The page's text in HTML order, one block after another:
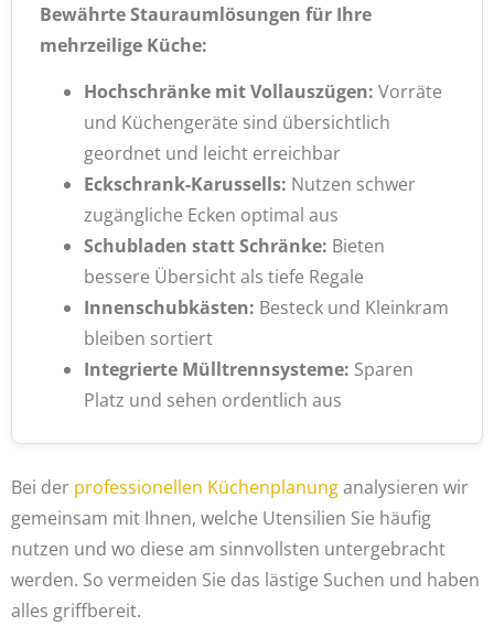
Bewährte Stauraumlösungen für Ihre
mehrzeilige Küche:
Hochschränke mit Vollauszügen: Vorräte
und Küchengeräte sind übersichtlich
geordnet und leicht erreichbar
Eckschrank-Karussells: Nutzen schwer
zugängliche Ecken optimal aus
Schubladen statt Schränke: Bieten
bessere Übersicht als tiefe Regale
Innenschubkästen: Besteck und Kleinkram
bleiben sortiert
Integrierte Mülltrennsysteme: Sparen
Platz und sehen ordentlich aus
Bei der professionellen Küchenplanunganalysieren wir
gemeinsam mit Ihnen, welche Utensilien Sie häufig
nutzen und wo diese am sinnvollsten untergebracht
werden. So vermeiden Sie das lästige Suchen und haben
alles griffbereit.